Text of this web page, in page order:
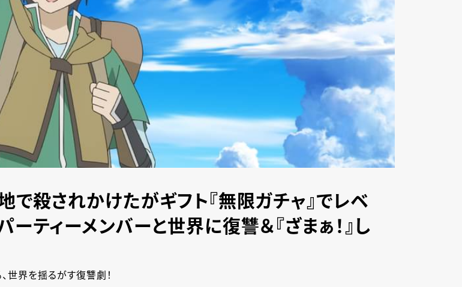
殺されかけたがギフト『無限ガチャ』でレベ
ィーメンバーと世界に復讐＆『ざまぁ！』し
世界を揺るがす復讐劇！